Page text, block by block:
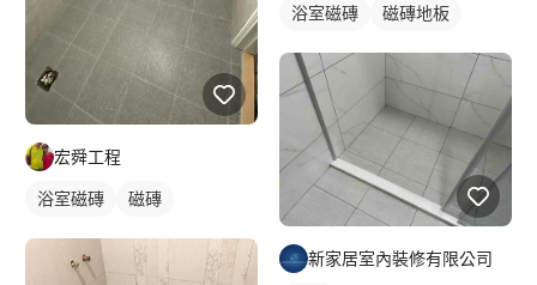
宏舜工程
浴室磁磚 磁磚
浴室磁磚 磁磚地板
新家居室內裝修有限公司